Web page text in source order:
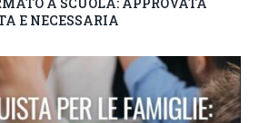
E NECESSARIA